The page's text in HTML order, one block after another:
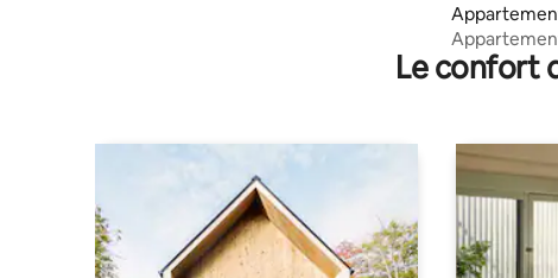
confortable
Le confort